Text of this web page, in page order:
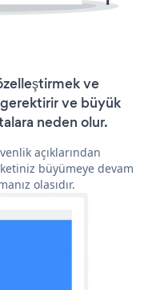
ve
ve büyük
neden olur.
açıklarından
büyümeye devam
olasıdır.